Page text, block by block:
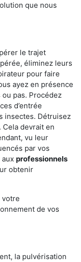
que nous
le trajet
éliminez leurs
pour faire
ayez en présence
pas. Procédez
d’entrée
insectes. Détruisez
devrait en
vu leur
par vos
professionnels
obtenir
votre
de vos
la pulvérisation